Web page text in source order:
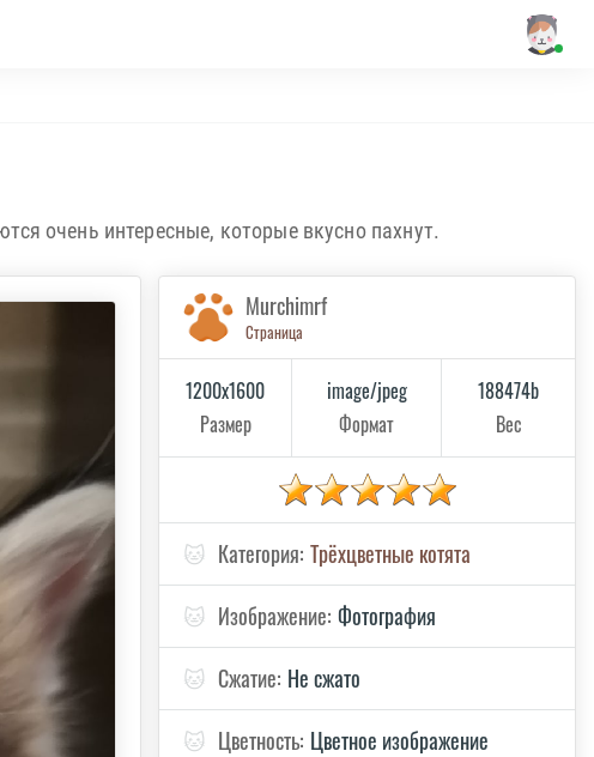
очень интересные, которые вкусно пахнут.
Murchimrf
Страница
1200x1600
Размер
image/jpeg
Формат
188474b
Вес
🐱 Категория: Трёхцветные котята
🐱 Изображение: Фотография
🐱 Сжатие: Не сжато
🐱 Цветность: Цветное изображение